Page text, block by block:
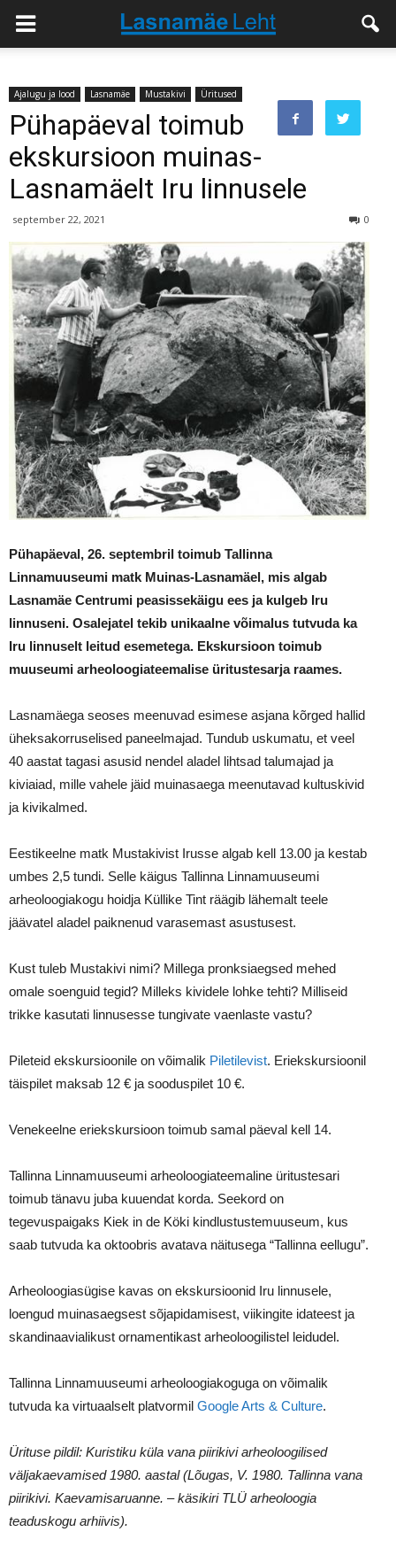
Ajalugu ja lood Lasnamäe Mustakivi Üritused
Pühapäeval toimub
ekskursioon muinas-
Lasnamäelt Iru linnusele
september 22, 2021 0
Pühapäeval, 26. septembril toimub Tallinna
Linnamuuseumi matk Muinas-Lasnamäel, mis algab
Lasnamäe Centrumi peasissekäigu ees ja kulgeb Iru
linnuseni. Osalejatel tekib unikaalne võimalus tutvuda ka
Iru linnuselt leitud esemetega. Ekskursioon toimub
muuseumi arheoloogiateemalise üritustesarja raames.
Lasnamäega seoses meenuvad esimese asjana kõrged hallid
üheksakorruselised paneelmajad. Tundub uskumatu, et veel
40 aastat tagasi asusid nendel aladel lihtsad talumajad ja
kiviaiad, mille vahele jäid muinasaega meenutavad kultuskivid
ja kivikalmed.
Eestikeelne matk Mustakivist Irusse algab kell 13.00 ja kestab
umbes 2,5 tundi. Selle käigus Tallinna Linnamuuseumi
arheoloogiakogu hoidja Küllike Tint räägib lähemalt teele
jäävatel aladel paiknenud varasemast asustusest.
Kust tuleb Mustakivi nimi? Millega pronksiaegsed mehed
omale soenguid tegid? Milleks kividele lohke tehti? Milliseid
trikke kasutati linnusesse tungivate vaenlaste vastu?
Pileteid ekskursioonile on võimalik Piletilevist. Eriekskursioonil
täispilet maksab 12 € ja sooduspilet 10 €.
Venekeelne eriekskursioon toimub samal päeval kell 14.
Tallinna Linnamuuseumi arheoloogiateemaline üritustesari
toimub tänavu juba kuuendat korda. Seekord on
tegevuspaigaks Kiek in de Köki kindlustustemuuseum, kus
saab tutvuda ka oktoobris avatava näitusega “Tallinna eellugu”.
Arheoloogiasügise kavas on ekskursioonid Iru linnusele,
loengud muinasaegsest sõjapidamisest, viikingite idateest ja
skandinaavialikust ornamentikast arheoloogilistel leidudel.
Tallinna Linnamuuseumi arheoloogiakoguga on võimalik
tutvuda ka virtuaalselt platvormil Google Arts & Culture.
Ürituse pildil: Kuristiku küla vana piirikivi arheoloogilised
väljakaevamised 1980. aastal (Lõugas, V. 1980. Tallinna vana
piirikivi. Kaevamisaruanne. – käsikiri TLÜ arheoloogia
teaduskogu arhiivis).